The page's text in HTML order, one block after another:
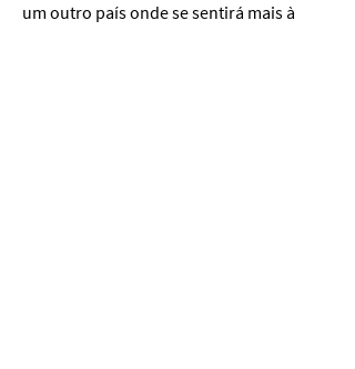
um outro país onde se sentirá mais à